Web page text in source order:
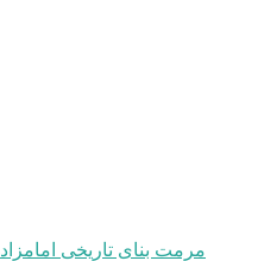
مرمت بنای تاریخی